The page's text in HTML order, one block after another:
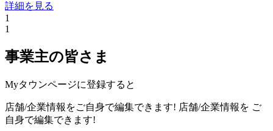
詳細を見る
1
1
事業主の皆さま
Myタウンページに登録すると
店舗/企業情報をご自身で編集できます! 店舗/企業情報を ご
自身で編集できます!